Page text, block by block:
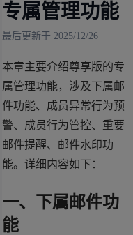
专属管理功能
最后更新于 2025/12/26
本章主要介绍尊享版的专
属管理功能，涉及下属邮
件功能、成员异常行为预
警、成员行为管控、重要
邮件提醒、邮件水印功
能。详细内容如下：
一、下属邮件功
能